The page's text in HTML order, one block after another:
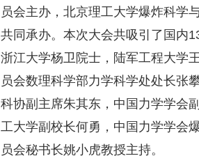
员会主办，北京理工大学爆炸科学
共同承办。本次大会共吸引了国内
浙江大学杨卫院士，陆军工程大学
员会数理科学部力学科学处处长张
科协副主席朱其东，中国力学学会
工大学副校长何勇，中国力学学会
员会秘书长姚小虎教授主持。